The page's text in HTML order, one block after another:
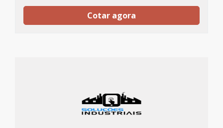
Cotar agora